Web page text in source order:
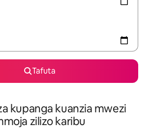
Tafuta
kupanga kuanzia mwezi
zilizo karibu